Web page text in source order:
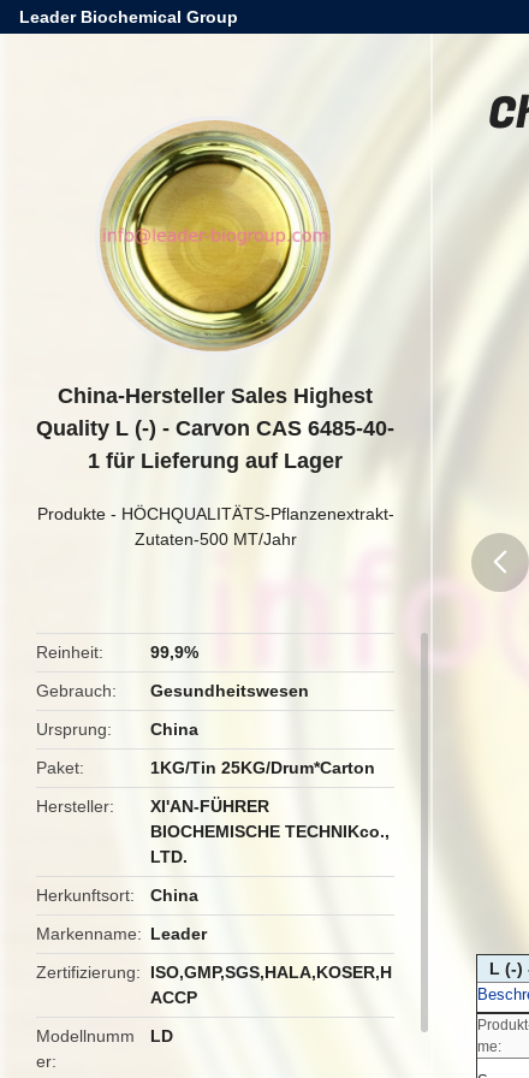
Leader Biochemical Group
China-Hersteller Sales Highest
Quality L (-) - Carvon CAS 6485-40-
1 für Lieferung auf Lager
Produkte- HÖCHQUALITÄTS-Pflanzenextrakt-
Zutaten-500 MT/Jahr
Reinheit
99,9%
Gebrauch
Gesundheitswesen
Ursprung
China
Paket
1KG/Tin 25KG/Drum*Carton
Hersteller
XI'AN-FÜHRER
BIOCHEMISCHE TECHNIKco.,
LTD.
Herkunftsort
China
Markenname
Leader
Zertifizierung
ISO,GMP,SGS,HALA,KOSER,H
ACCP
Modellnumm
er
LD
L (-)
me: